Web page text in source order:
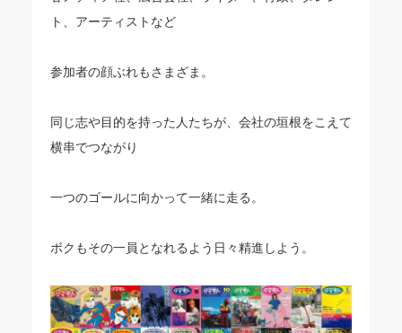
ト、アーティストなど
参加者の顔ぶれもさまざま。
同じ志や目的を持った人たちが、会社の垣根をこえて
横串でつながり
一つのゴールに向かって一緒に走る。
ボクもその一員となれるよう日々精進しよう。